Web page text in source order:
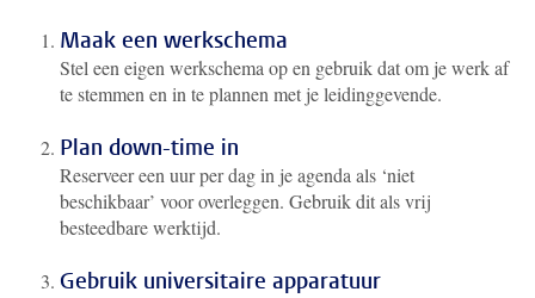
Maak een werkschema
Stel een eigen werkschema op en gebruik dat om je werk af
te stemmen en in te plannen met je leidinggevende.
Plan down-time in
Reserveer een uur per dag in je agenda als ‘niet
beschikbaar’ voor overleggen. Gebruik dit als vrij
besteedbare werktijd.
Gebruik universitaire apparatuur